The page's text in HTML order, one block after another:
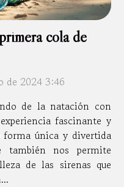
cola de
de 2024 3:46
de la natación con
fascinante y
forma única y divertida
también nos permite
de las sirenas que